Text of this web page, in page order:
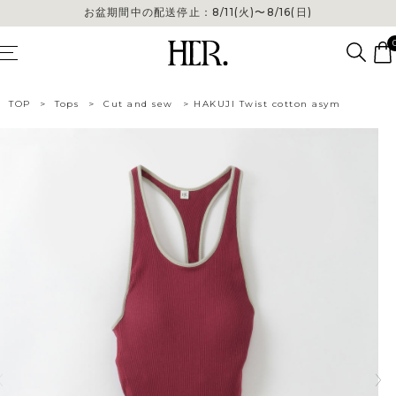
お盆期間中の配送停止：8/11(火)〜8/16(日)
お盆期間中の配送停止：8/11(火)〜8/16(日)
TOP > Tops > Cut and sew > HAKUJI Twist cotton asym